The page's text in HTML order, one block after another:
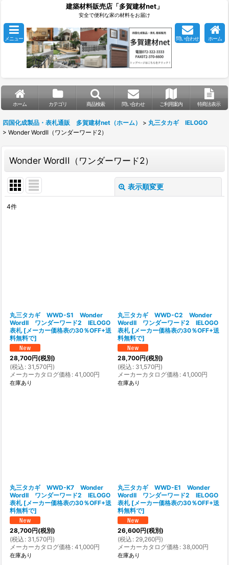
建築材料販売店「多賀建材net」
安全で便利な家の材料をお届け
メニュー 問い合わせ ホーム
ホーム カテゴリ 商品検索 問い合わせ ご利用案内 特商法表示
四国化成製品・表札通販 多賀建材net（ホーム） > 丸三タカギ IELOGO
> Wonder WordII（ワンダーワード2）
Wonder WordII（ワンダーワード2）
表示順変更
4件
丸三タカギ WWD-S1 Wonder
WordII ワンダーワード2 IELOGO
表札 [ メーカー価格表の30％OFF+送
料無料で]
28,700円(税別)
(税込 : 31,570円)
メーカーカタログ価格: 41,000円
在庫あり
丸三タカギ WWD-C2 Wonder
WordII ワンダーワード2 IELOGO
表札 [ メーカー価格表の30％OFF+送
料無料で]
28,700円(税別)
(税込 : 31,570円)
メーカーカタログ価格: 41,000円
在庫あり
丸三タカギ WWD-K7 Wonder
WordII ワンダーワード2 IELOGO
表札 [ メーカー価格表の30％OFF+送
料無料で]
28,700円(税別)
(税込 : 31,570円)
メーカーカタログ価格: 41,000円
在庫あり
丸三タカギ WWD-E1 Wonder
WordII ワンダーワード2 IELOGO
表札 [ メーカー価格表の30％OFF+送
料無料で]
26,600円(税別)
(税込 : 29,260円)
メーカーカタログ価格: 38,000円
在庫あり